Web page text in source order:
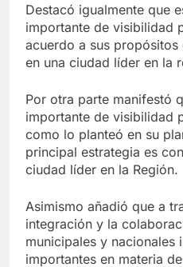
Destacó igualmente que
importante de visibilidad
acuerdo a sus
en una ciudad líder en la
Por otra parte manifestó
importante de visibilidad
como lo planteó en su
principal estrategia es
ciudad líder en la Región.
Asimismo añadió que a
integración y la
municipales y nacionales
importantes en materia